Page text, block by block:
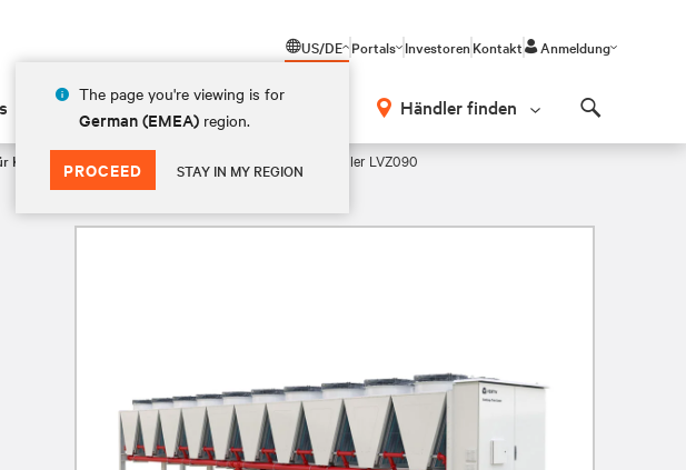
US/DE
The page you're viewing is for
German (EMEA) region.
PROCEED STAY IN MY REGION
Portals InvestorenKontakt Anmeldung
Über Vertiv Händler finden
KI von 850 bis 3000 kW Vertiv™ CoolLoop Trim Kühler LVZ090